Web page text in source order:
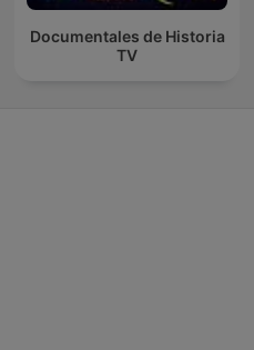
Documentales de Historia
TV